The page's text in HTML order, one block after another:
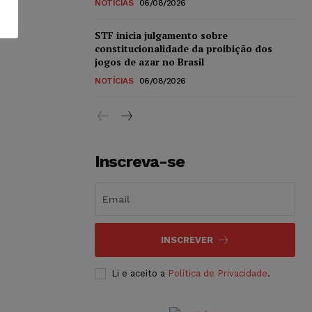
NOTÍCIAS 06/08/2026
STF inicia julgamento sobre
constitucionalidade da proibição dos
jogos de azar no Brasil
NOTÍCIAS 06/08/2026
Inscreva-se
INSCREVER
Li e aceito a Política de Privacidade.